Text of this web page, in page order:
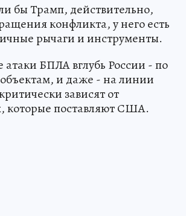
бы Трамп, действительно,
конфликта, у него есть
рычаги и инструменты.
БПЛА вглубь России - по
и даже - на линии
зависят от
которые поставляют США.